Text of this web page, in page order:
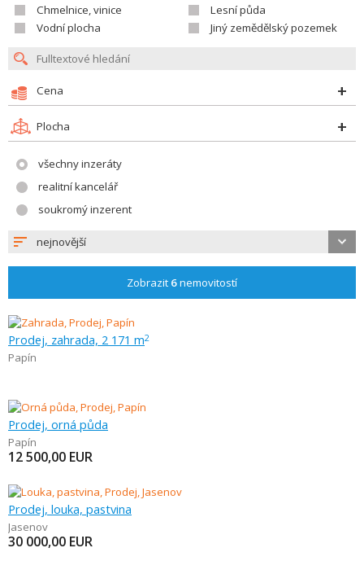
Chmelnice, vinice
Lesní půda
Vodní plocha
Jiný zemědělský pozemek
Cena
Plocha
všechny inzeráty
realitní kancelář
soukromý inzerent
nejnovější
Zobrazit 6nemovitostí
Prodej, zahrada, 2 171 m2
Papín
Prodej, orná půda
Papín
12 500,00 EUR
Prodej, louka, pastvina
Jasenov
30 000,00 EUR